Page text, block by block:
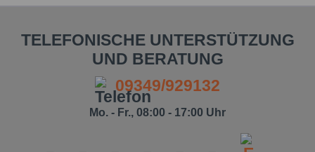
TELEFONISCHE UNTERSTÜTZUNG
UND BERATUNG
09349/929132
Mo. - Fr., 08:00 - 17:00 Uhr